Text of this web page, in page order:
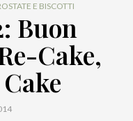
E BISCOTTI
Buon
Cake,